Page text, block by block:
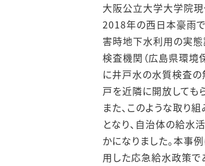
大阪公立大学大学院現
2018年の西日本豪雨
害時地下水利用の実態
検査機関（広島県環境
に井戸水の水質検査の
戸を近隣に開放しても
また、このような取り
となり、自治体の給水
かになりました。本事
用した応急給水政策で